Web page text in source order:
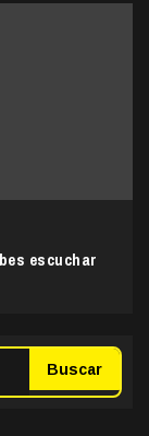
escuchar
Buscar